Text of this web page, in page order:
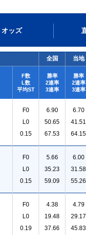
オッズ
全国 当地
F数
L数
平均ST
勝率
2連率
3連率
勝率
2連率
3連率
F0
L0
0.15
6.90
50.65
67.53
6.70
41.51
64.15
F0
L0
0.15
5.66
35.23
59.09
6.00
31.58
55.26
F0
L0
0.19
4.38
19.48
37.66
4.79
29.17
45.83